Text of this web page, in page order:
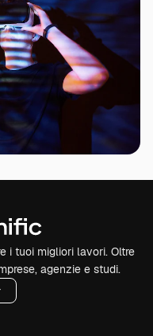
i tuoi migliori lavori. Oltre
agenzie e studi.